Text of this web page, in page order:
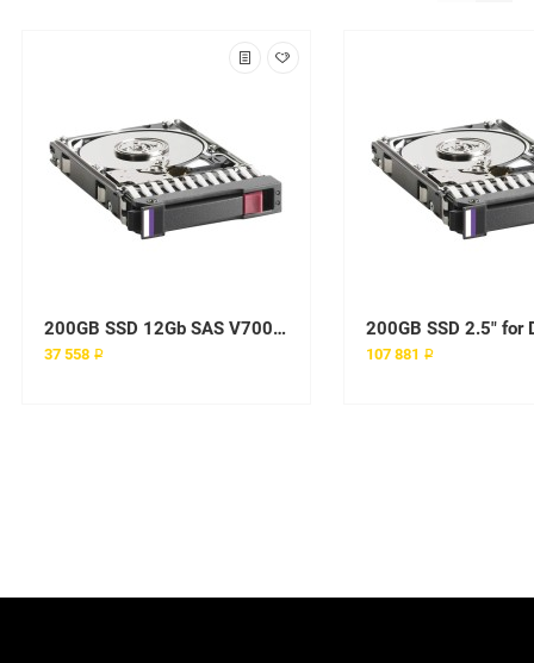
200GB SSD 12Gb SAS V7000 Gen2
37 558 ₽ 107 881 ₽